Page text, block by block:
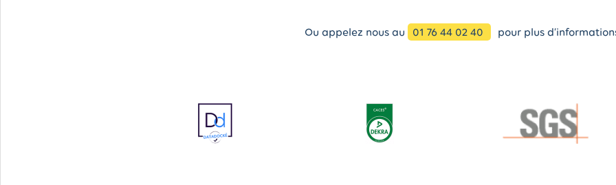
Ou appelez nous au 01 76 44 02 40 pour plus